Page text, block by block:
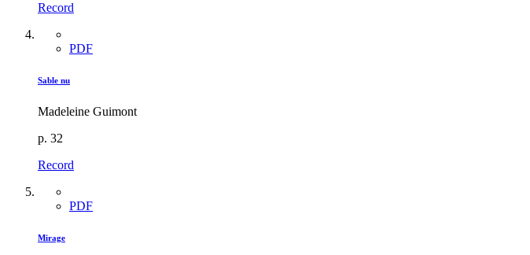
Record
PDF
Sable nu
Madeleine Guimont
p. 32
Record
PDF
Mirage